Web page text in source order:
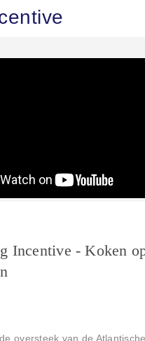
Incentive - Koken
oversteek van de